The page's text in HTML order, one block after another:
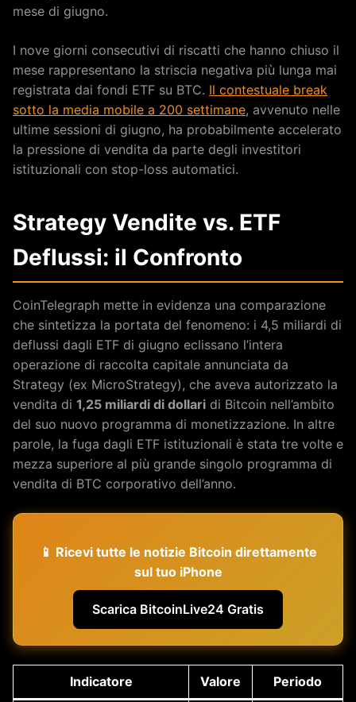
mese di giugno.
I nove giorni consecutivi di riscatti che hanno chiuso il
mese rappresentano la striscia negativa più lunga mai
registrata dai fondi ETF su BTC. Il contestuale break
sotto la media mobile a 200 settimane, avvenuto nelle
ultime sessioni di giugno, ha probabilmente accelerato
la pressione di vendita da parte degli investitori
istituzionali con stop-loss automatici.
Strategy Vendite vs. ETF
Deflussi: il Confronto
CoinTelegraph mette in evidenza una comparazione
che sintetizza la portata del fenomeno: i 4,5 miliardi di
deflussi dagli ETF di giugno eclissano l’intera
operazione di raccolta capitale annunciata da
Strategy (ex MicroStrategy), che aveva autorizzato la
vendita di 1,25 miliardi di dollari di Bitcoin nell’ambito
del suo nuovo programma di monetizzazione. In altre
parole, la fuga dagli ETF istituzionali è stata tre volte e
mezza superiore al più grande singolo programma di
vendita di BTC corporativo dell’anno.
📱 Ricevi tutte le notizie Bitcoin direttamente
sul tuo iPhone
Scarica BitcoinLive24 Gratis
Indicatore Valore Periodo